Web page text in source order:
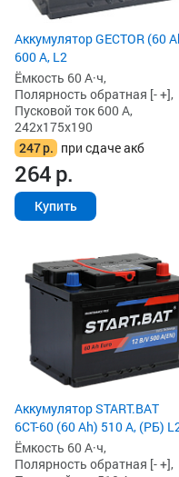
Аккумулятор GECTOR (60
600 А, L2
Ёмкость 60 А·ч,
Полярность обратная [- +],
Пусковой ток 600 А,
242x175x190
247р. при сдаче акб
264р.
Купить
Аккумулятор START.BAT
6СТ-60 (60 Ah) 510 А, (РБ)
Ёмкость 60 А·ч,
Полярность обратная [- +],